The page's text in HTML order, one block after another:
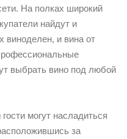
На полках широкий
найдут и
виноделен, и вина от
выбрать вино под любой
могут насладиться
за